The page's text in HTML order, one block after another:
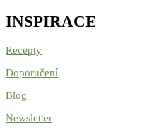
INSPIRACE
Recepty
Doporučení
Blog
Newsletter